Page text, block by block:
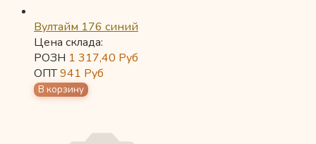
Вултайм 176 синий
Цена склада:
РОЗН 1 317,40 Руб
ОПТ941 Руб